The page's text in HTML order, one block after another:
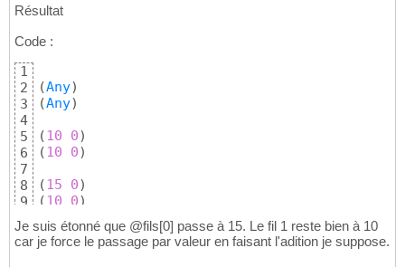
14
16
17
18
19
say
$ext-gauche
say
Résultat
Code :
1
2
3
4
5
6
7
8
9
(Any)
(Any)
(10 0)
(10 0)
(15 0)
(10 0)
Je suis étonné que @fils[0] passe à 15. Le fil 1 reste bien à 10
car je force le passage par valeur en faisant l'adition je suppose.